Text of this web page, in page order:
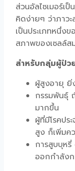
ส่วนอัลไซเมอร์เ
คิดง่ายๆ ว่าภาว
เป็นประเภทหนึ่ง
สภาพของเซลล์ส
สำหรับกลุ่มผู้ป่ว
ผู้สูงอายุ ยิ่
กรรมพันธุ์
มากขึ้น
ผู้ที่มีโรคปร
สูง ก็เพิ่มค
การสูบบุห
ออกกำลัง